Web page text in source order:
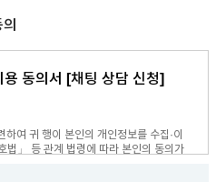
용 동의서 [채팅 상담 신청]
여 귀 행이 본인의 개인정보를 수집·이
법」 등 관계 법령에 따라 본인의 동의가